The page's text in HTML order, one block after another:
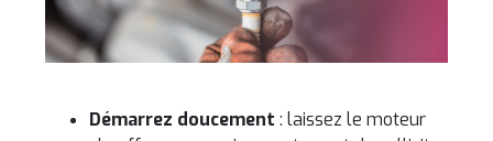
Démarrez doucement : laissez le moteur